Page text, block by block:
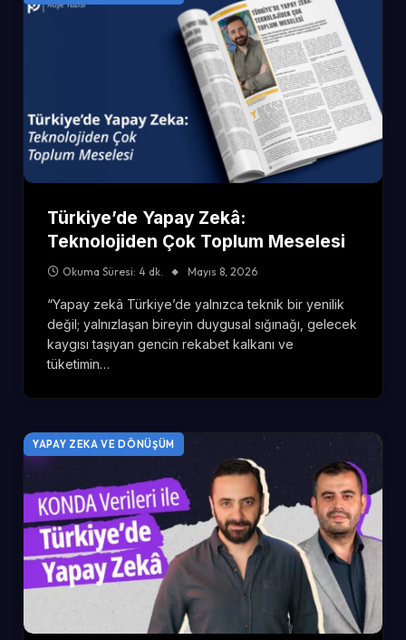
Türkiye’de Yapay Zekâ:
Teknolojiden Çok Toplum Meselesi
Okuma Süresi: 4 dk. Mayıs 8, 2026
“Yapay zekâ Türkiye’de yalnızca teknik bir yenilik
değil; yalnızlaşan bireyin duygusal sığınağı, gelecek
kaygısı taşıyan gencin rekabet kalkanı ve
tüketimin…
YAPAY ZEKA VE DÖNÜŞÜM